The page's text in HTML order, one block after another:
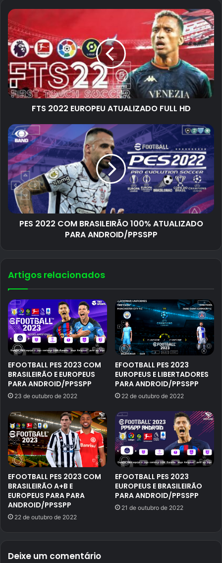
FTS 2022 EUROPEU ATUALIZADO FULL HD
PES 2022 COM BRASILEIRÃO 100% ATUALIZADO
PARA ANDROID/PPSSPP
Artigos relacionados
EFOOTBALL PES 2023 COM
BRASILEIRÃO E EUROPEUS
PARA ANDROID/PPSSPP
23 de outubro de 2022
EFOOTBALL PES 2023
EUROPEUS E LIBERTADORES
PARA ANDROID/PPSSPP
22 de outubro de 2022
EFOOTBALL PES 2023 COM
BRASILEIRÃO A+B E
EUROPEUS PARA PARA
ANDROID/PPSSPP
22 de outubro de 2022
EFOOTBALL PES 2023
EUROPEUS E BRASILEIRÃO
PARA ANDROID/PPSSPP
21 de outubro de 2022
Deixe um comentário